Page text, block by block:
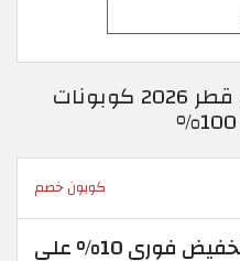
المزيد من كود خصم اناس قطر 2026 كوبونات
كوبون خصم
كود خصم اوناس 2026: تخفيض فوري 10% على